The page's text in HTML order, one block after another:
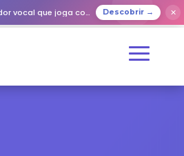
joga com os seus entes queridos Descobrir → ✕